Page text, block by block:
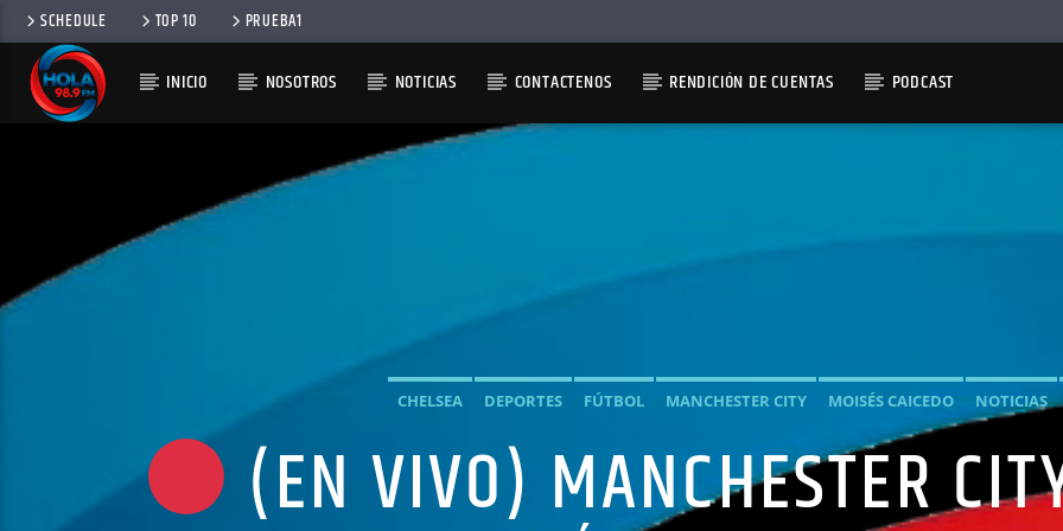
SCHEDULE TOP 10 PRUEBA1
INICIO NOSOTROS NOTICIAS CONTACTENOS RENDICIÓN DE CUENTAS PODCAST
CHELSEA DEPORTES FÚTBOL MANCHESTER CITY MOISÉS CAICEDO NOTICIAS
(EN VIVO) MANCHESTER